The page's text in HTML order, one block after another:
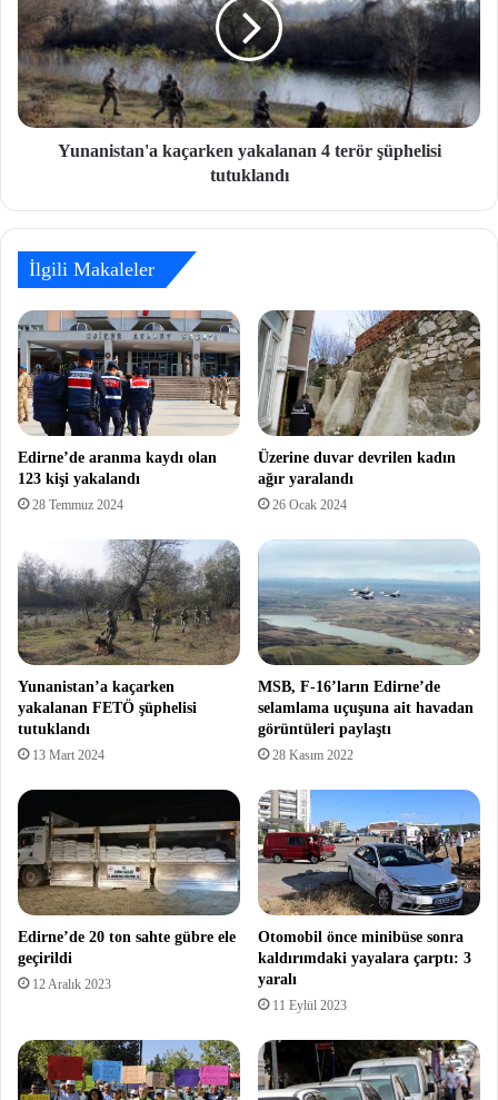
Yunanistan'a kaçarken yakalanan 4 terör şüphelisi
tutuklandı
İlgili Makaleler
Edirne’de aranma kaydı olan
123 kişi yakalandı
28 Temmuz 2024
Üzerine duvar devrilen kadın
ağır yaralandı
26 Ocak 2024
Yunanistan’a kaçarken
yakalanan FETÖ şüphelisi
tutuklandı
13 Mart 2024
MSB, F-16’ların Edirne’de
selamlama uçuşuna ait havadan
görüntüleri paylaştı
28 Kasım 2022
Edirne’de 20 ton sahte gübre ele
geçirildi
12 Aralık 2023
Otomobil önce minibüse sonra
kaldırımdaki yayalara çarptı: 3
yaralı
11 Eylül 2023